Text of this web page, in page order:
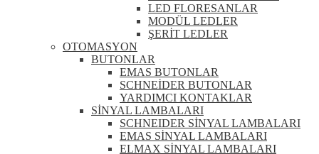
LED FLORESANLAR
MODÜL LEDLER
ŞERİT LEDLER
OTOMASYON
BUTONLAR
EMAS BUTONLAR
SCHNEİDER BUTONLAR
YARDIMCI KONTAKLAR
SİNYAL LAMBALARI
SCHNEIDER SİNYAL LAMBALARI
EMAS SİNYAL LAMBALARI
ELMAX SİNYAL LAMBALARI